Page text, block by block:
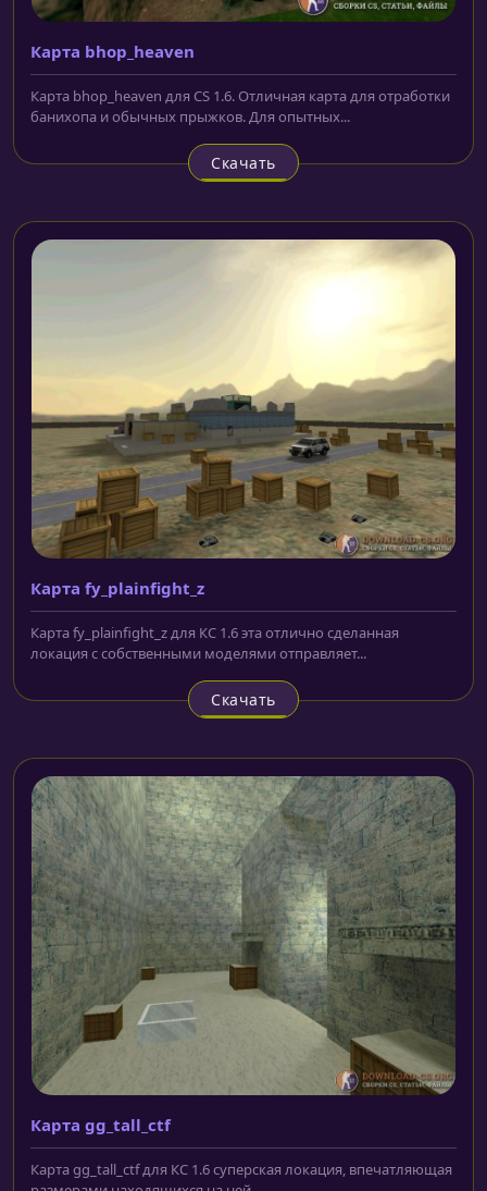
Карта bhop_heaven
Карта bhop_heaven для CS 1.6. Отличная карта для отработки
банихопа и обычных прыжков. Для опытных...
Скачать
Карта fy_plainfight_z
Карта fy_plainfight_z для КС 1.6 эта отлично сделанная
локация с собственными моделями отправляет...
Скачать
Карта gg_tall_ctf
Карта gg_tall_ctf для КС 1.6 суперская локация, впечатляющая